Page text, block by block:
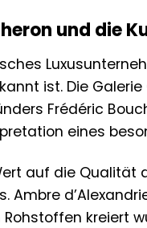
und die
ist. Die
Frédéric
eines
auf die Qualität
Ambre
kreiert